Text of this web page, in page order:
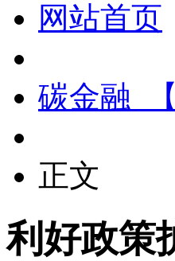
网站首页
碳金融_
正文
利好政策